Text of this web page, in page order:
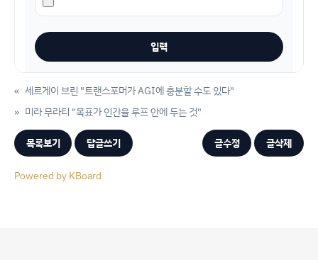
« 세르게이 브린 "트랜스포머가 AGI에 충분할 수도 있다"
미라 무라티 "목표가 인간을 루프 안에 두는 것"
»
목록보기 답글쓰기 글수정 글삭제
Powered by KBoard